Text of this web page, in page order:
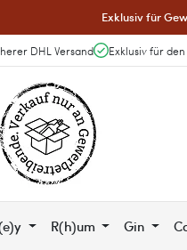
Exklusiv für
DHL Versand Exklusiv für
R(h)um Gin